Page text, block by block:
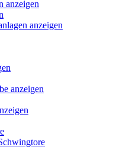
anzeigen
anzeigen
anzeigen